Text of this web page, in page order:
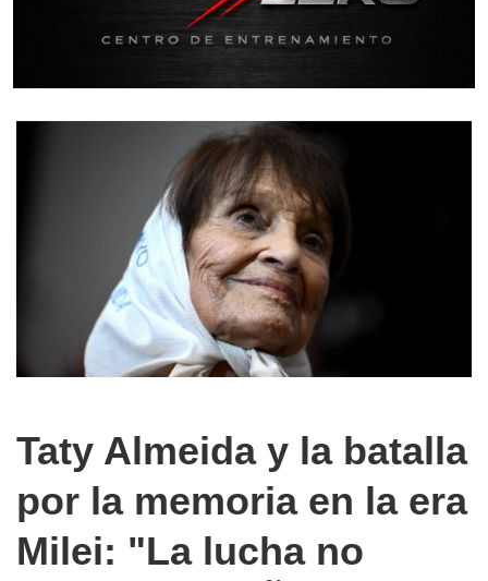
Taty Almeida y la batalla
por la memoria en la era
Milei: "La lucha no